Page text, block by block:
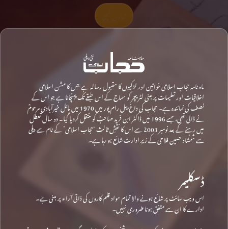
ماہ نامہ حجاب اسلامی خواتین اور لڑکیوں کا مقبول رسالہ ہے جس کا مشن اسلامی
اخلاقیات اور تعلیمات پر مبنی لٹریچر کو سماج کے اس طبقے تک پہنچانا ہے جو اس کے
نصف کی نمائندہ ہے۔ حجاب کی داغ بیل رام پور میں 1970 میں مائل خیرآبادی مرحومؒ
نے ڈالی تھی، جسے 1996 میں ڈاکٹر ابن فرید صاحبؒ کو منتقل کردیا گیا۔ دو سال تعطل
میں رہنے کے بعد نومبر 2003 سے اس کا نقشِ ثالث ‘حجاب اسلامی’ کے نام سے دہلی
سے شمشاد حسین فلاحی کے زیرِ ادارت شائع ہو رہا ہے۔
ڈسکلیمر
اس ویب سائٹ پر شائع ہونے والا تمام مواد قلم کاروں کی ذاتی آراء پر مبنی ہے۔
ادارے کا ان سے متفق ہونا ضروری نہیں۔